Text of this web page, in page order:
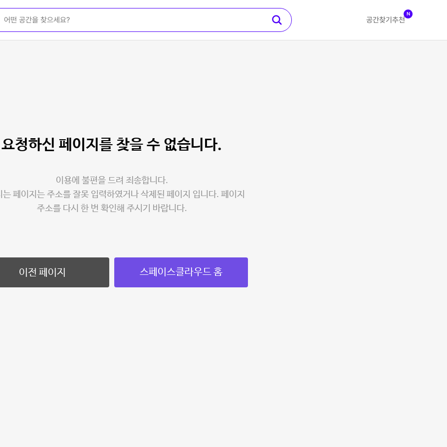
공간찾기 추천
N
요청하신 페이지를 찾을 수 없습니다.
이용에 불편을 드려 죄송합니다.
는 페이지는 주소를 잘못 입력하였거나 삭제된 페이지 입니다. 페이지
주소를 다시 한 번 확인해 주시기 바랍니다.
이전 페이지 스페이스클라우드 홈